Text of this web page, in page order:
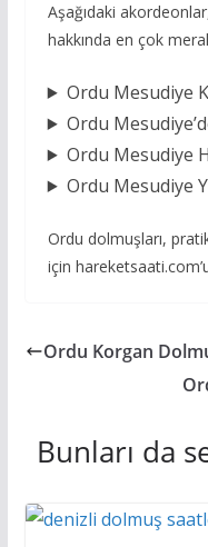
Aşağıdaki
hakkında en çok
Ordu Mesudiye
Ordu
Ordu Mesudiye
Ordu Mesudiye
Ordu dolmuşları,
için
Ordu Korgan
Bunları da